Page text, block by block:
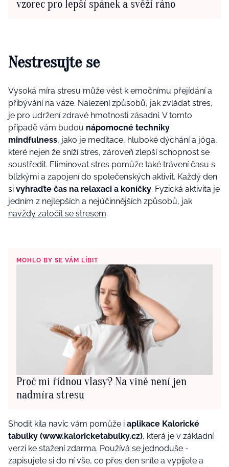
vzorec pro lepší spánek a svěží ráno
Nestresujte se
Vysoká míra stresu může vést k emočnímu přejídání a
přibývání na váze. Nalezení způsobů, jak zvládat stres,
je pro udržení zdravé hmotnosti zásadní. V tomto
případě vám budou nápomocné techniky
mindfulness, jako je meditace, hluboké dýchání a jóga,
které nejen že sníží stres, zároveň zlepší schopnost se
soustředit. Eliminovat stres pomůže také trávení času s
blízkými a zapojení do společenských aktivit. Každý den
si vyhraďte čas na relaxaci a koníčky. Fyzická aktivita je
jedním z nejlepších a nejúčinnějších způsobů, jak
navždy zatočit se stresem.
MOHLO BY SE VÁM LÍBIT
Proč mi řídnou vlasy? Na vině není jen
nadmíra stresu
Shodit kila navíc vám pomůže i aplikace Kalorické
tabulky (www.kaloricketabulky.cz), která je v základní
verzi ke stažení zdarma. Používá se jednoduše -
zapisujete si do ní vše, co přes den sníte a vypijete a